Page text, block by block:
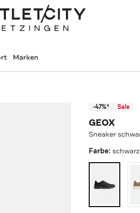
Marken
-47%* Sale
GEOX
Sneaker
Farbe: schwarz